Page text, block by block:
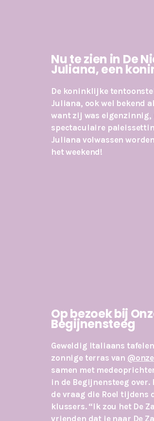
Nu te zien in De
Juliana, een
De koninklijke
Juliana, ook wel bekend
want zij was eigenzinnig,
spectaculaire
Juliana volwassen
het weekend!
Op bezoek bij
Begijnensteeg
Geweldig Italiaans
zonnige terras van
samen met
in de Begijnensteeg over.
de vraag die Roel tijdens
klussers. “Ik zou het De
vrienden dat je naar De